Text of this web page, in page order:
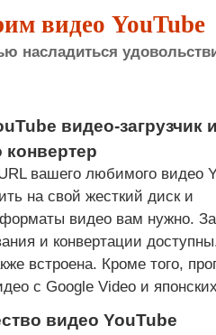
видео YouTube
насладиться
видео-загрузчик
конвертер
вашего любимого видео
на свой жесткий диск и
видео вам нужно.
и конвертации
встроена. Кроме того,
с Google Video и
видео YouTube